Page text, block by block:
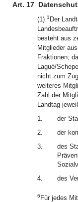
Art. 17
(1) 1 Der
besteht aus
Mitglieder
Fraktionen;
Lagué/
nicht zum
weiteres
Zahl der
Landtag
1.
der
2.
der
3.
des
4.
des
6 Für jedes